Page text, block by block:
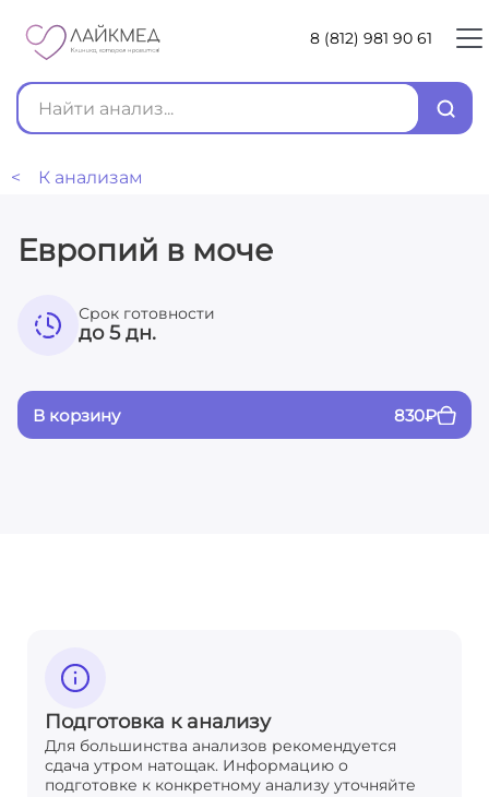
8 (812) 981 90 61
< К анализам
Европий в моче
Срок готовности
до 5 дн.
В корзину 830₽
Подготовка к анализу
Для большинства анализов рекомендуется
сдача утром натощак. Информацию о
подготовке к конкретному анализу уточняйте